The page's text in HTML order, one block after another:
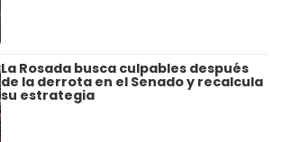
La Rosada busca culpables después
de la derrota en el Senado y recalcula
su estrategia